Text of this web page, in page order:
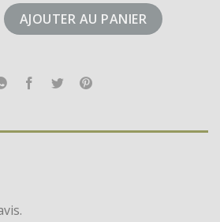
AJOUTER AU PANIER